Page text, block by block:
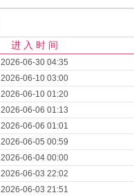
进 入 时 间
2026-06-30 04:35
2026-06-10 03:00
2026-06-10 01:20
2026-06-06 01:13
2026-06-06 01:01
2026-06-05 00:59
2026-06-04 00:00
2026-06-03 22:02
2026-06-03 21:51